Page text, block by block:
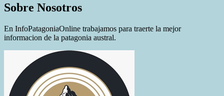
Sobre Nosotros
En InfoPatagoniaOnline trabajamos para traerte la mejor
informacion de la patagonia austral.